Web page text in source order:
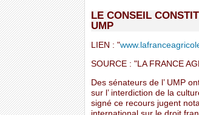
LE CONSEIL
UMP
LIEN : "
SOURCE : "LA FRANCE
Des sénateurs de l’ UMP
sur l’ interdiction de la
signé ce recours jugent